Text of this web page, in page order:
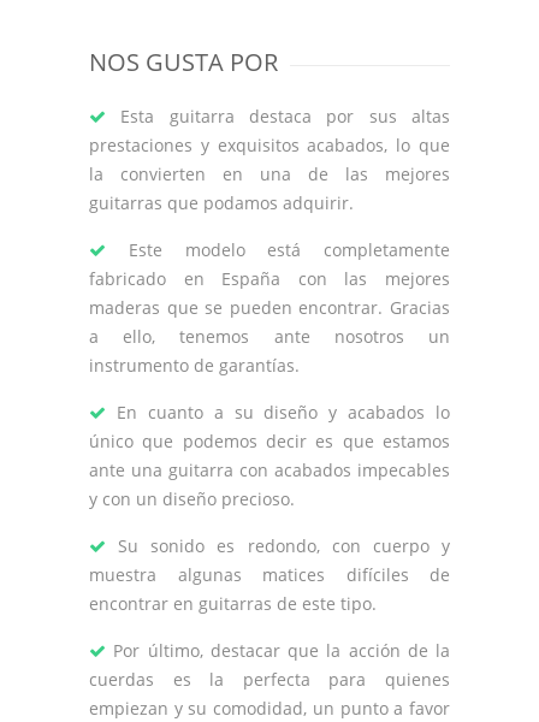
NOS GUSTA POR
Esta guitarra destaca por sus altas
prestaciones y exquisitos acabados, lo que
la convierten en una de las mejores
guitarras que podamos adquirir.
Este modelo está completamente
fabricado en España con las mejores
maderas que se pueden encontrar. Gracias
a ello, tenemos ante nosotros un
instrumento de garantías.
En cuanto a su diseño y acabados lo
único que podemos decir es que estamos
ante una guitarra con acabados impecables
y con un diseño precioso.
Su sonido es redondo, con cuerpo y
muestra algunas matices difíciles de
encontrar en guitarras de este tipo.
Por último, destacar que la acción de la
cuerdas es la perfecta para quienes
empiezan y su comodidad, un punto a favor